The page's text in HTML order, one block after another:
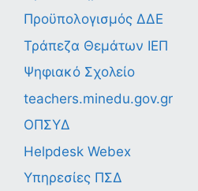
Προϋπολογισμός ΔΔΕ
Τράπεζα Θεμάτων ΙΕΠ
Ψηφιακό Σχολείο
teachers.minedu.gov.gr
ΟΠΣΥΔ
Helpdesk Webex
Υπηρεσίες ΠΣΔ